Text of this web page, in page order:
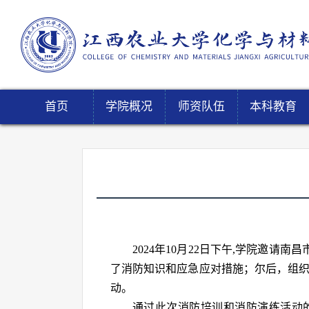
首页 学院概况 师资队伍 本科教育
2024年10月22日下午,学院邀请南
了消防知识和应急应对措施；尔后，组
动。